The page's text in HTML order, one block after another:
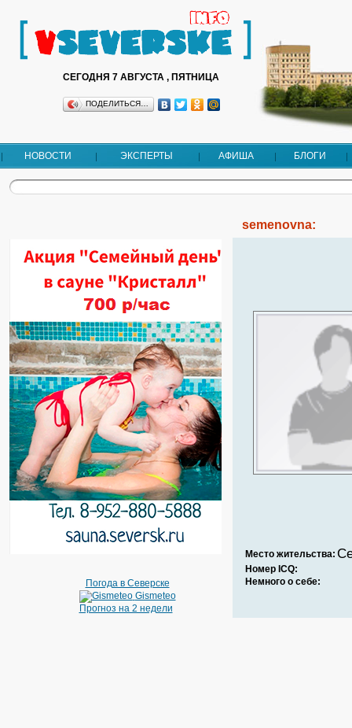
СЕГОДНЯ 7 АВГУСТА , ПЯТНИЦА
ПОДЕЛИТЬСЯ…
НОВОСТИ ЭКСПЕРТЫ АФИША БЛОГИ
Погода в Северске
Gismeteo
Прогноз на 2 недели
semenovna:
Место жительства:
Номер ICQ:
Немного о себе: